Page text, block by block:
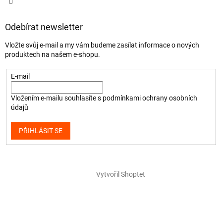
Odebírat newsletter
Vložte svůj e-mail a my vám budeme zasílat informace o nových
produktech na našem e-shopu.
E-mail
Vložením e-mailu souhlasíte s podmínkami ochrany osobních
údajů
PŘIHLÁSIT SE
Vytvořil Shoptet